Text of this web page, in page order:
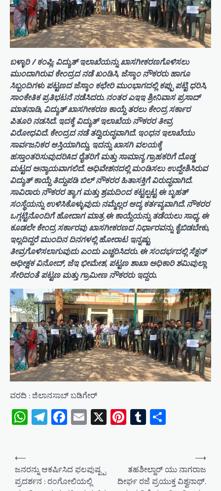
ಬಳ್ಳಾರಿ / ಕಂಪ್ಲಿ: ವಿದ್ಯುತ್ ಇಲಾಖೆಯನ್ನು ಖಾಸಗೀಕರಣಗೊಳಿಸಲು
ಮುಂದಾಗಿರುವ ಕೇಂದ್ರದ ನಡೆ ಖಂಡಿಸಿ, ಜೆಸ್ಕಾಂ ನೌಕರರು ಹಾಗೂ
ಸಿಬ್ಬಂದಿಗಳು ಪಟ್ಟಣದ ಜೆಸ್ಕಾಂ ಕಛೇರಿ ಮುಂಭಾಗದಲ್ಲಿ ಕಪ್ಪು ಪಟ್ಟಿ ಧರಿಸಿ,
ಸಾಂಕೇತಿಕ ಪ್ರತಿಭಟನೆ ನಡೆಸಿದರು. ನಂತರ ಎಇಇ ಶ್ರೀನಿವಾಸ ಪ್ರಸಾದ್
ಮಾತನಾಡಿ, ವಿದ್ಯುತ್ ಖಾಸಗೀಕರಣ ಕಾಯ್ದೆ ತರಲು ಕೇಂದ್ರ ಸರ್ಕಾರ
ಪಿತೂರಿ ನಡಸಿದೆ. ಇದಕ್ಕೆ ವಿದ್ಯುತ್ ಇಲಾಖೆಯ ನೌಕರರ ತೀವ್ರ
ವಿರೋಧವಿದೆ. ಕೇಂದ್ರದ ನಡೆ ತದ್ವಿರುದ್ಧವಾಗಿದೆ. ಇಂಧನ ಇಲಾಖೆಯು
ಸಾರ್ವಜನಿಕರ ಆಸ್ತಿಯಾಗಿದ್ದು, ಇದನ್ನು ಖಾಸಗಿ ವಲಯಕ್ಕೆ
ಹಸ್ತಾಂತರಿಸುವುದರಿAದ ರೈತರಿಗೆ ಮತ್ತು ಸಾಮಾನ್ಯ ಗ್ರಾಹಕರಿಗೆ ದೊಡ್ಡ
ಮಟ್ಟದ ಅನ್ಯಾಯವಾಗಲಿದೆ. ಅಧಿವೇಶನದಲ್ಲಿ ಮಂಡಿಸಲು ಉದ್ದೇಶಿಸಿರುವ
ವಿದ್ಯುತ್ ಕಾಯ್ದೆ ತಿದ್ದುಪಡಿ ಬಿಲ್ ನೌಕರರ ಹಿತಾಸಕ್ತಿಗೆ ವಿರುದ್ಧವಾಗಿದೆ.
ಸಾವಿರಾರು ನೌಕರರ ತ್ಯಾಗ ಮತ್ತು ಶ್ರಮದಿಂದ ಕಟ್ಟಲ್ಪಟ್ಟ ಈ ಬೃಹತ್
ಸಂಸ್ಥೆಯನ್ನು ಉಳಿಸಿಕೊಳ್ಳುವುದು ನಮ್ಮೆಲ್ಲರ ಆದ್ಯ ಕರ್ತವ್ಯವಾಗಿದೆ. ನೌಕರರ
ಒಗ್ಗಟ್ಟಿನೊಂದಿಗೆ ಹೋದಾಗ ಮಾತ್ರ ಈ ಕಾಯ್ದೆಯನ್ನು ತಡೆಯಲು ಸಾಧ್ಯ. ಈ
ಕೂಡಲೇ ಕೇಂದ್ರ ಸರ್ಕಾರವು ಖಾಸಗೀಕರಣದ ನಿರ್ಧಾರವನ್ನು ಕೈಬಿಡಬೇಕು,
ಇಲ್ಲದಿದ್ದರೆ ಮುಂದಿನ ದಿನಗಳಲ್ಲಿ ಹೋರಾಟ ಇನ್ನಷ್ಟು
ತೀವ್ರಗೊಳಿಸಲಾಗುವುದು ಎಂದು ಎಚ್ಚರಿಸಿದರು. ಈ ಸಂದರ್ಭದಲ್ಲಿ ಸೆಕ್ಷನ್
ಅಧೀಕ್ಷಕ ವಿನೋದ್, ಜೆಇ ಭೀಮೇಶ, ಪಟ್ಟಣ ಶಾಖಾ ಅಧಿಕಾರಿ ಶಮಿವುಲ್ಲಾ
ಸೇರಿದಂತೆ ಪಟ್ಟಣ ಮತ್ತು ಗ್ರಾಮೀಣ ನೌಕರರು ಇದ್ದರು.
ವರದಿ : ಜಿಲಾನಸಾಬ್ ಬಡಿಗೇರ್
WhatsApp
Telegram
Facebook
Email
X Pinterest
Tumblr
⟵
ಜನರನ್ನು ಆಕರ್ಷಿಸಿದ ಫಲಪುಷ್ಪ್ಪ
ಪ್ರದರ್ಶನ : ರಂಗೋಲಿಯಲ್ಲಿ
ತಹಶೀಲ್ದಾರ್ ಯು ನಾಗರಾಜ
ದೀರ್ಘ ರಜೆ ಪ್ರಯುಕ್ತ ವಿಶ್ವನಾಥ್.
⟶